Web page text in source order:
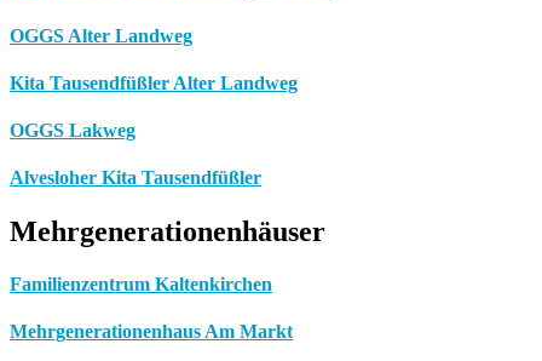
OGGS Alter Landweg
Kita Tausendfüßler Alter Landweg
OGGS Lakweg
Alvesloher Kita Tausendfüßler
Mehrgenerationenhäuser
Familienzentrum Kaltenkirchen
Mehrgenerationenhaus Am Markt